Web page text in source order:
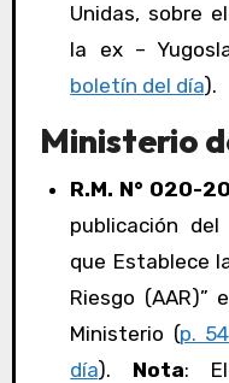
Unidas, sobre
la ex –
boletín del día).
Ministerio
R.M. N° 020-
publicación
que Establece
Riesgo (AAR)”
Ministerio (p.
día). Nota: